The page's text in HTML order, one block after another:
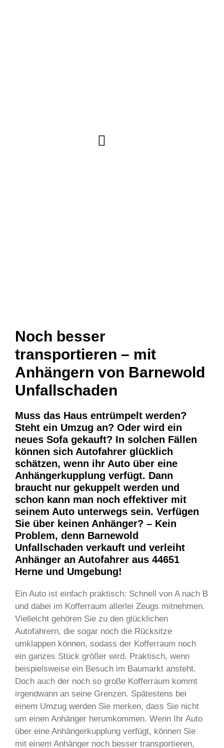
Noch besser
transportieren – mit
Anhängern von Barnewold
Unfallschaden
Muss das Haus entrümpelt werden?
Steht ein Umzug an? Oder wird ein
neues Sofa gekauft? In solchen Fällen
können sich Autofahrer glücklich
schätzen, wenn ihr Auto über eine
Anhängerkupplung verfügt. Dann
braucht nur gekuppelt werden und
schon kann man noch effektiver mit
seinem Auto unterwegs sein. Verfügen
Sie über keinen Anhänger? – Kein
Problem, denn Barnewold
Unfallschaden verkauft und verleiht
Anhänger an Autofahrer aus 44651
Herne und Umgebung!
Ein Auto ist einfach praktisch: Schnell von A nach B
und dabei im Kofferraum allerlei Zeugs mitnehmen.
Vielleicht gehören Sie zu den glücklichen
Autofahrern, die sogar noch die Rücksitze
umklappen können, sodass der Kofferraum noch
ein ganzes Stück größer wird. Praktisch, wenn
beispielsweise ein Besuch im Baumarkt ansteht.
Doch auch der noch so große Kofferraum kommt
irgendwann an seine Grenzen. Spätestens bei
einem Umzug werden Sie merken, dass Sie nicht
um einen Anhänger herumkommen. Wenn Ihr Auto
über eine Anhängerkupplung verfügt, können Sie
mit einem Anhänger noch besser transportieren,